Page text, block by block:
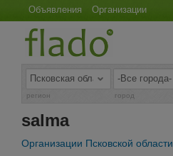
Объявления Организации
регион город
salma
Организации Псковской области